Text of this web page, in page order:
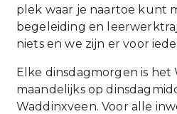
plek waar je naartoe kunt
begeleiding en
niets en we zijn er voor
Elke dinsdagmorgen is het
maandelijks op
Waddinxveen. Voor alle